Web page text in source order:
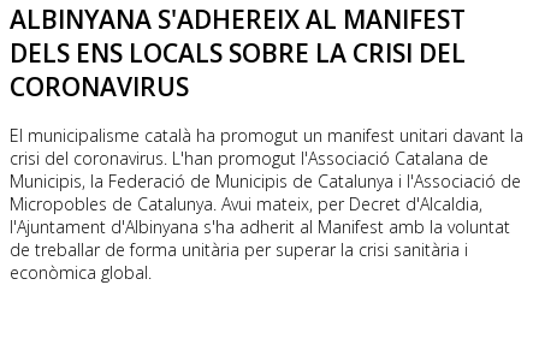
ALBINYANA S'ADHEREIX AL MANIFEST
DELS ENS LOCALS SOBRE LA CRISI DEL
CORONAVIRUS
El municipalisme català ha promogut un manifest unitari davant la
crisi del coronavirus. L'han promogut l'Associació Catalana de
Municipis, la Federació de Municipis de Catalunya i l'Associació de
Micropobles de Catalunya. Avui mateix, per Decret d'Alcaldia,
l'Ajuntament d'Albinyana s'ha adherit al Manifest amb la voluntat
de treballar de forma unitària per superar la crisi sanitària i
econòmica global.